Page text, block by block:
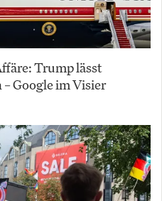
Trump lässt
Google im Visier